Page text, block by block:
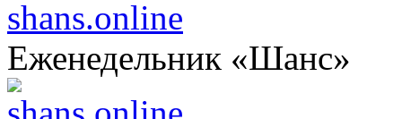
shans.online
Еженедельник «Шанс»